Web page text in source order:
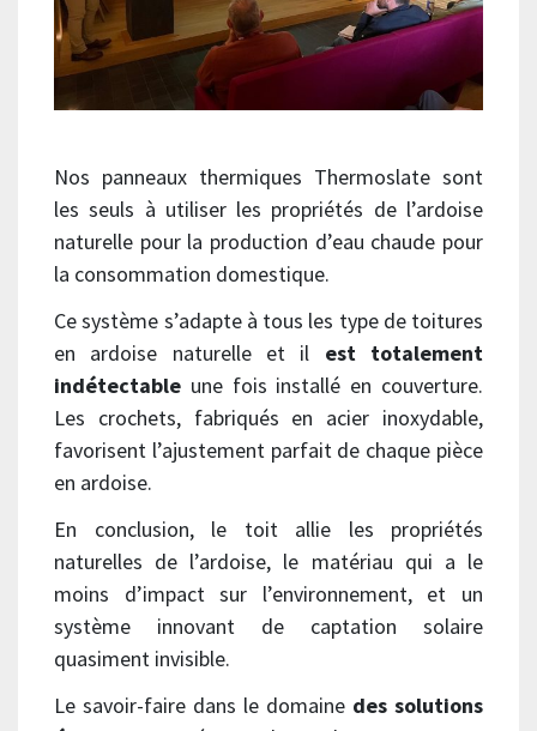
Nos panneaux thermiques Thermoslate sont
les seuls à utiliser les propriétés de l’ardoise
naturelle pour la production d’eau chaude pour
la consommation domestique.
Ce système s’adapte à tous les type de toitures
en ardoise naturelle et il est totalement
indétectable une fois installé en couverture.
Les crochets, fabriqués en acier inoxydable,
favorisent l’ajustement parfait de chaque pièce
en ardoise.
En conclusion, le toit allie les propriétés
naturelles de l’ardoise, le matériau qui a le
moins d’impact sur l’environnement, et un
système innovant de captation solaire
quasiment invisible.
Le savoir-faire dans le domaine des solutions